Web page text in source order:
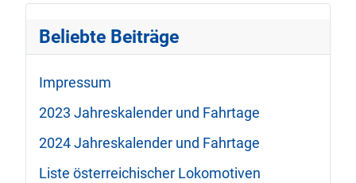
Beliebte Beiträge
Impressum
2023 Jahreskalender und Fahrtage
2024 Jahreskalender und Fahrtage
Liste österreichischer Lokomotiven